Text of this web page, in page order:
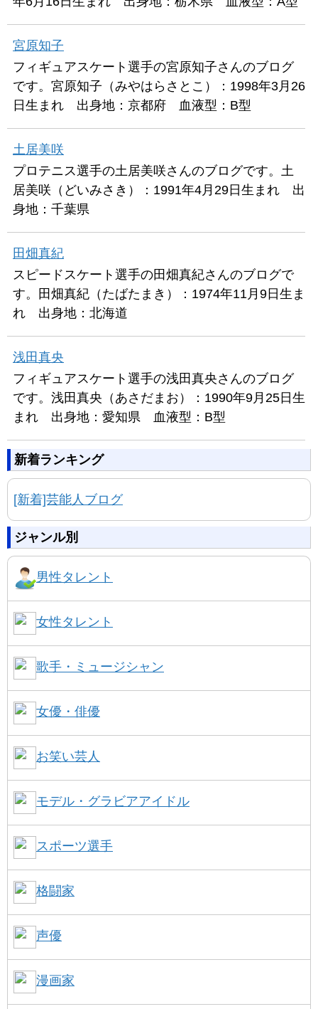
宮原知子
フィギュアスケート選手の宮原知子さんのブログ
です。宮原知子（みやはらさとこ）：1998年3月26
日生まれ 出身地：京都府 血液型：B型
土居美咲
プロテニス選手の土居美咲さんのブログです。土
居美咲（どいみさき）：1991年4月29日生まれ 出
身地：千葉県
田畑真紀
スピードスケート選手の田畑真紀さんのブログで
す。田畑真紀（たばたまき）：1974年11月9日生ま
れ 出身地：北海道
浅田真央
フィギュアスケート選手の浅田真央さんのブログ
です。浅田真央（あさだまお）：1990年9月25日生
まれ 出身地：愛知県 血液型：B型
新着ランキング
[新着]芸能人ブログ
ジャンル別
男性タレント
女性タレント
歌手・ミュージシャン
女優・俳優
お笑い芸人
モデル・グラビアアイドル
スポーツ選手
格闘家
声優
漫画家